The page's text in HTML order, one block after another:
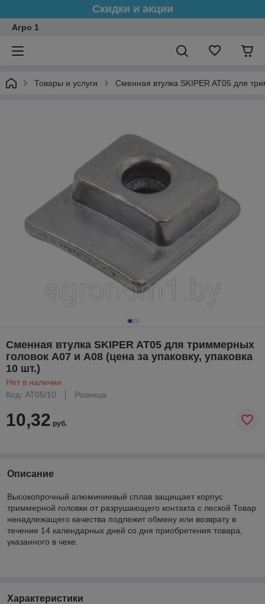
Скидки и акции
Агро 1
Товары и услуги Сменная втулка SKIPER AT05 для
Сменная втулка SKIPER AT05 для триммерных
головок А07 и А08 (цена за упаковку, упаковка
10 шт.)
Нет в наличии
Код: AT05/10
Розница
10,32 руб.
Описание
Высокопрочный алюминиевый сплав защищает корпус
триммерной головки от разрушающего контакта с леской Товар
ненадлежащего качества подлежит обмену или возврату в
течение 14 календарных дней со дня приобретения товара,
указанного в чеке.
Характеристики